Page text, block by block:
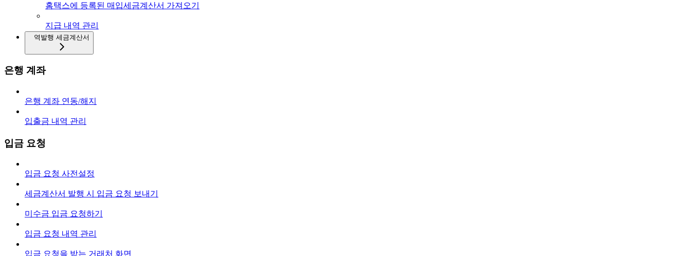
홈택스에 등록된 매입세금계산서 가져오기
지급 내역 관리
역발행 세금계산서
은행 계좌
은행 계좌 연동/해지
입출금 내역 관리
입금 요청
입금 요청 사전설정
세금계산서 발행 시 입금 요청 보내기
미수금 입금 요청하기
입금 요청 내역 관리
입금 요청을 받는 거래처 화면